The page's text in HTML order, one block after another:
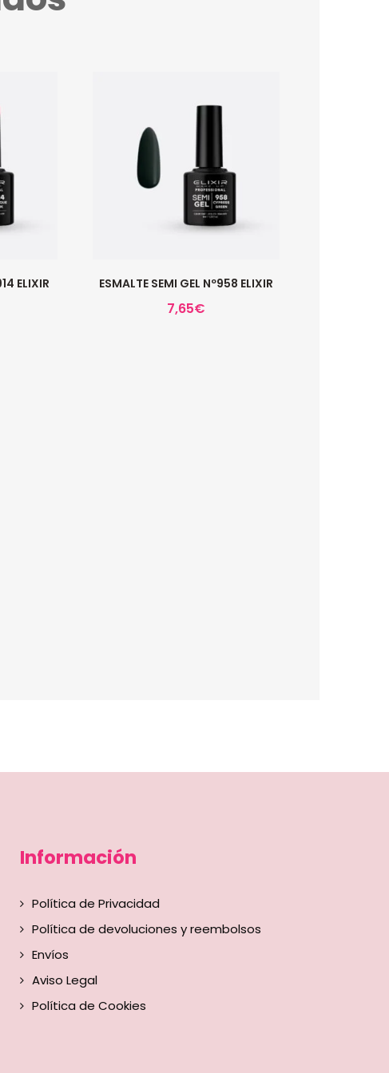
ELIXIR ESMALTE SEMI GEL Nº958 ELIXIR
7,65€
Información
Política de Privacidad
Política de devoluciones y reembolsos
Envíos
Aviso Legal
Política de Cookies